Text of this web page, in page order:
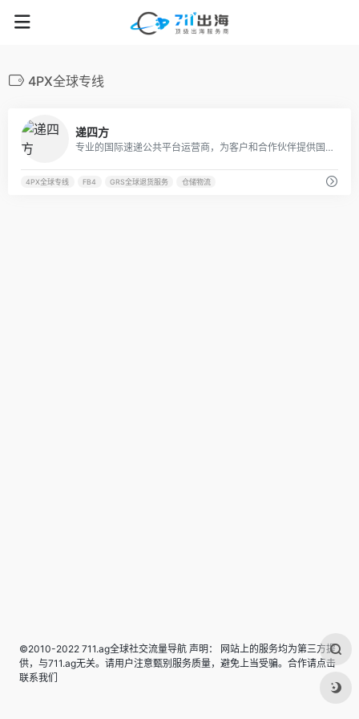
4PX全球专线
递四方
专业的国际速递公共平台运营商，为客户和合作伙伴提供国际速递渠道及系统平台服务。
4PX全球专线 FB4 GRS全球退货服务 仓储物流
©2010-2022 711.ag全球社交流量导航 声明： 网站上的服务均为第三方提
供，与711.ag无关。请用户注意甄别服务质量，避免上当受骗。合作请点击
联系我们